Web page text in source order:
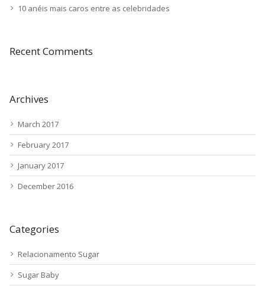
10 anéis mais caros entre as celebridades
Recent Comments
Archives
March 2017
February 2017
January 2017
December 2016
Categories
Relacionamento Sugar
Sugar Baby